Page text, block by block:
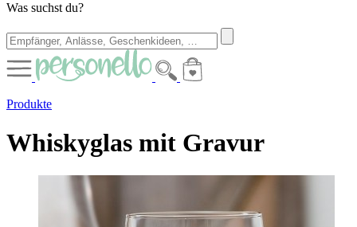
Was suchst du?
Produkte
Whiskyglas mit Gravur